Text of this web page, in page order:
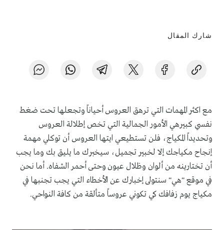
شارك المقال
مع اكثر المهمات التي ترهق العروس أحياناً وتجعلها تحت ضغط
نفسي كبيرهي الأمور الجمالية التي تخص إطلالة العروس
وتحديداً المكياج، فلن تستطيعي ايتها العروس أن توكلي مهمة
إنجاح مكياجك إلا لخبير تجميل، سيخبرك ما يليق بك وما يجب
أن تختارينه من ألوان وظلال عيون وحتى أحمر الشفاه. أما نحن
في موقع "هي" سنتولى إخبارك عن الأخطاء التي يجب تجنبها في
مكياج يوم زفافك كي تكوني عروساً متألقة من كافة النواحي.